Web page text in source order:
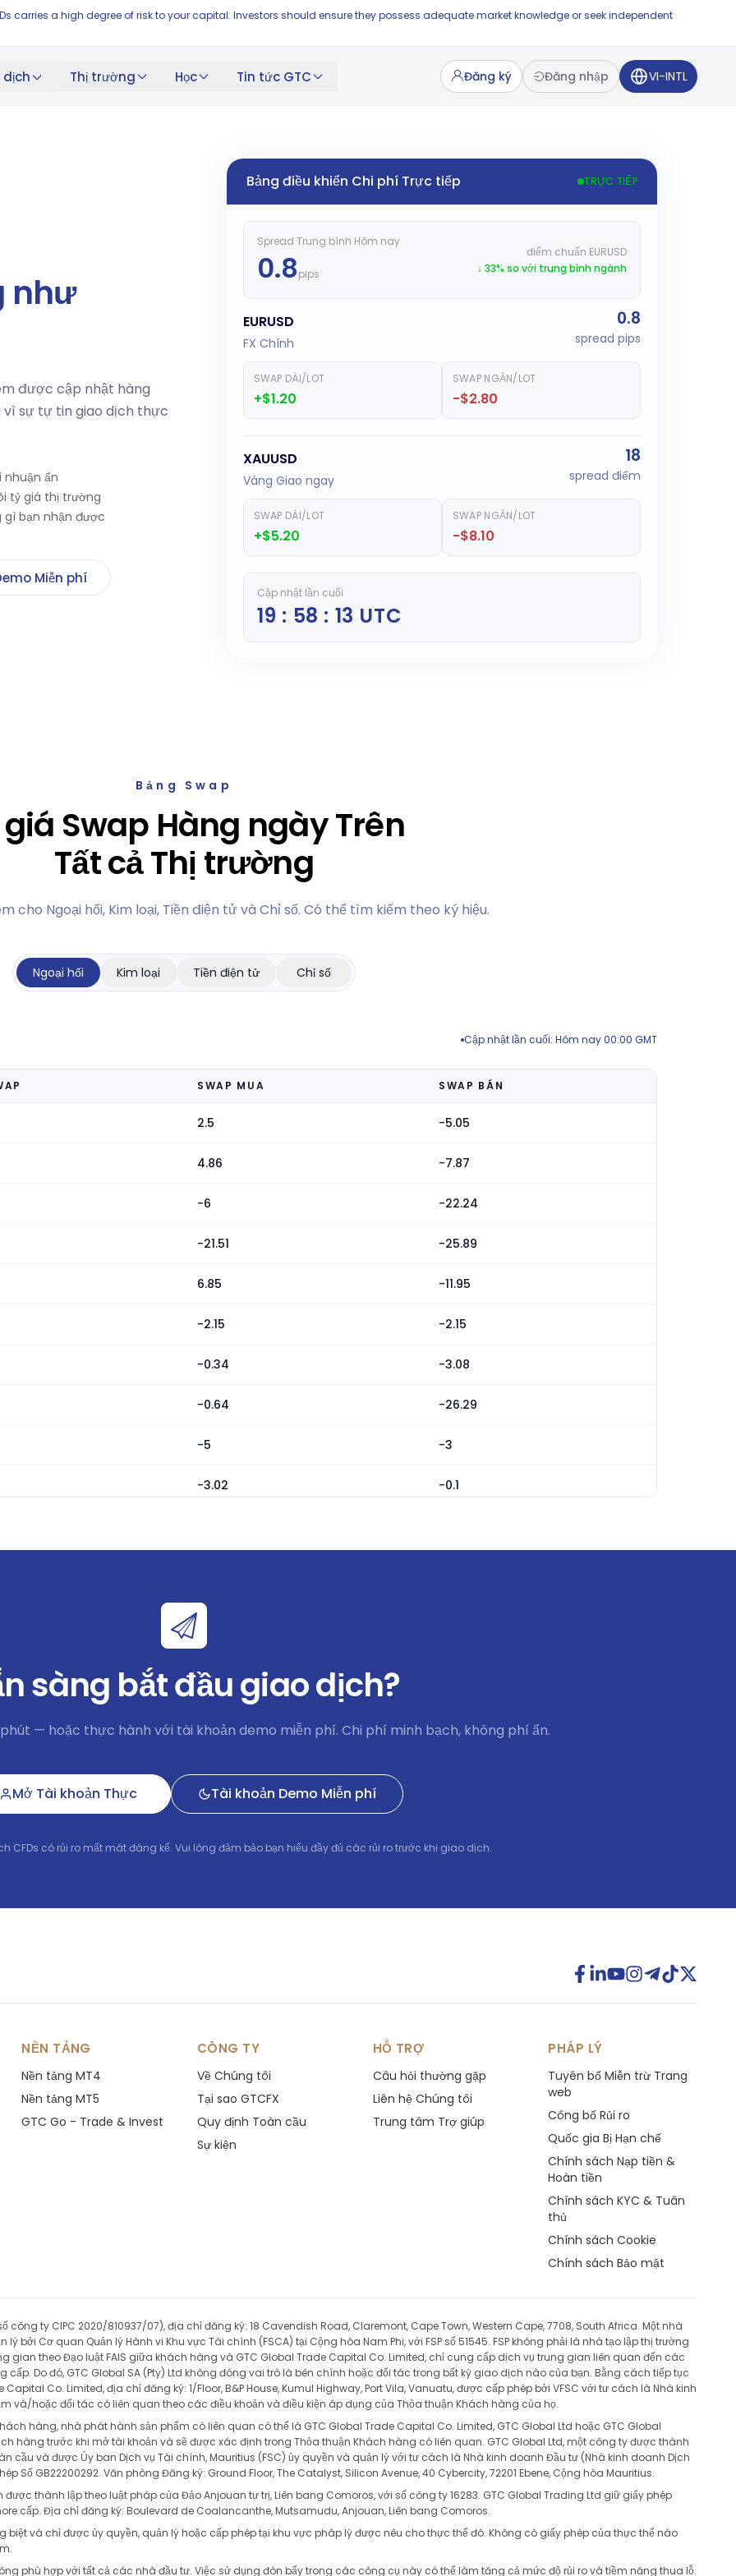
carries a high degree of risk to your capital. Investors should ensure they possess adequate market knowledge or seek independent
dịch Thị trường Học Tin tức GTC Đăng ký Đăng nhập VI-INTL
như
được cập nhật hàng
vì sự tự tin giao dịch thực
nhuận ẩn
tỷ giá thị trường
bạn nhận được
Miễn phí
Bảng điều khiển Chi phí Trực tiếp TRỰC TIẾP
Spread Trung bình Hôm nay
0.8pips
điểm chuẩn EURUSD
↓ 33% so với trung bình ngành
EURUSD
FX Chính
0.8
spread pips
SWAP DÀI/LOT
+$1.20
SWAP NGẮN/LOT
-$2.80
XAUUSD
Vàng Giao ngay
18
spread điểm
SWAP DÀI/LOT
+$5.20
SWAP NGẮN/LOT
-$8.10
Cập nhật lần cuối
19 : 58 : 14 UTC
Bảng Swap
giá Swap Hàng ngày Trên
Tất cả Thị trường
cho Ngoại hối, Kim loại, Tiền điện tử và Chỉ số. Có thể tìm kiếm theo ký hiệu.
Ngoại hối Kim loại Tiền điện tử Chỉ số
Cập nhật lần cuối: Hôm nay 00:00 GMT
SWAP MUA SWAP BÁN
2.5 -5.05
4.86 -7.87
-6 -22.24
-21.51 -25.89
6.85 -11.95
-2.15 -2.15
-0.34 -3.08
-0.64 -26.29
-5 -3
-3.02 -0.1
-6
5.94
-45.56
0.07 -4.17
-67.57 -6
-70.95 -12.3
-82.53
-496.96 13.16
-1.71 -0.22
1.3 -6.94
-1.28 -2.17
-14.15 -3.52
-7.34 -24.33
-4.83 1.1
-18.91 -19.37
sàng bắt đầu giao dịch?
— hoặc thực hành với tài khoản demo miễn phí. Chi phí minh bạch, không phí ẩn.
Mở Tài khoản Thực Tài khoản Demo Miễn phí
CFDs có rủi ro mất mát đáng kể. Vui lòng đảm bảo bạn hiểu đầy đủ các rủi ro trước khi giao dịch.
NỀN TẢNG
Nền tảng MT4
Nền tảng MT5
GTC Go - Trade & Invest
CÔNG TY
Về Chúng tôi
Tại sao GTCFX
Quy định Toàn cầu
Sự kiện
HỖ TRỢ
Câu hỏi thường gặp
Liên hệ Chúng tôi
Trung tâm Trợ giúp
PHÁP LÝ
Tuyên bố Miễn trừ Trang
web
Công bố Rủi ro
Quốc gia Bị Hạn chế
Chính sách Nạp tiền &
Hoàn tiền
Chính sách KYC & Tuân
thủ
Chính sách Cookie
Chính sách Bảo mật
công ty CIPC 2020/810937/07), địa chỉ đăng ký: 18 Cavendish Road, Claremont, Cape Town, Western Cape, 7708, South Africa. Một nhà
Cơ quan Quản lý Hành vi Khu vực Tài chính (FSCA) tại Cộng hòa Nam Phi, với FSP số 51545. FSP không phải là nhà tạo lập thị trường
gian theo Đạo luật FAIS giữa khách hàng và GTC Global Trade Capital Co. Limited, chỉ cung cấp dịch vụ trung gian liên quan đến các
Do đó, GTC Global SA (Pty) Ltd không đóng vai trò là bên chính hoặc đối tác trong bất kỳ giao dịch nào của bạn. Bằng cách tiếp tục
Co. Limited, địa chỉ đăng ký: 1/Floor, B&P House, Kumul Highway, Port Vila, Vanuatu, được cấp phép bởi VFSC với tư cách là Nhà kinh
và/hoặc đối tác có liên quan theo các điều khoản và điều kiện áp dụng của Thỏa thuận Khách hàng của họ.
hàng, nhà phát hành sản phẩm có liên quan có thể là GTC Global Trade Capital Co. Limited, GTC Global Ltd hoặc GTC Global
hàng trước khi mở tài khoản và sẽ được xác định trong Thỏa thuận Khách hàng có liên quan. GTC Global Ltd, một công ty được thành
cầu và được Ủy ban Dịch vụ Tài chính, Mauritius (FSC) ủy quyền và quản lý với tư cách là Nhà kinh doanh Đầu tư (Nhà kinh doanh Dịch
Số GB22200292. Văn phòng Đăng ký: Ground Floor, The Catalyst, Silicon Avenue, 40 Cybercity, 72201 Ebene, Cộng hòa Mauritius.
thành lập theo luật pháp của Đảo Anjouan tự trị, Liên bang Comoros, với số công ty 16283. GTC Global Trading Ltd giữ giấy phép
cấp. Địa chỉ đăng ký: Boulevard de Coalancanthe, Mutsamudu, Anjouan, Liên bang Comoros.
và chỉ được ủy quyền, quản lý hoặc cấp phép tại khu vực pháp lý được nêu cho thực thể đó. Không có giấy phép của thực thể nào
phù hợp với tất cả các nhà đầu tư. Việc sử dụng đòn bẩy trong các công cụ này có thể làm tăng cả mức độ rủi ro và tiềm năng thua lỗ.